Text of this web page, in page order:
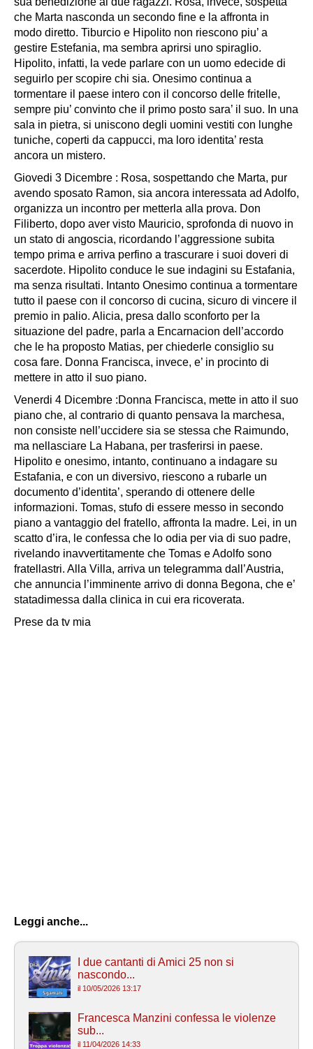
che Marta nasconda un secondo fine e la affronta in
modo diretto. Tiburcio e Hipolito non riescono piu’ a
gestire Estefania, ma sembra aprirsi uno spiraglio.
Hipolito, infatti, la vede parlare con un uomo edecide di
seguirlo per scopire chi sia. Onesimo continua a
tormentare il paese intero con il concorso delle fritelle,
sempre piu’ convinto che il primo posto sara’ il suo. In una
sala in pietra, si uniscono degli uomini vestiti con lunghe
tuniche, coperti da cappucci, ma loro identita’ resta
ancora un mistero.
Giovedi 3 Dicembre : Rosa, sospettando che Marta, pur
avendo sposato Ramon, sia ancora interessata ad Adolfo,
organizza un incontro per metterla alla prova. Don
Filiberto, dopo aver visto Mauricio, sprofonda di nuovo in
un stato di angoscia, ricordando l’aggressione subita
tempo prima e arriva perfino a trascurare i suoi doveri di
sacerdote. Hipolito conduce le sue indagini su Estafania,
ma senza risultati. Intanto Onesimo continua a tormentare
tutto il paese con il concorso di cucina, sicuro di vincere il
premio in palio. Alicia, presa dallo sconforto per la
situazione del padre, parla a Encarnacion dell’accordo
che le ha proposto Matias, per chiederle consiglio su
cosa fare. Donna Francisca, invece, e’ in procinto di
mettere in atto il suo piano.
Venerdi 4 Dicembre :Donna Francisca, mette in atto il suo
piano che, al contrario di quanto pensava la marchesa,
non consiste nell’uccidere sia se stessa che Raimundo,
ma nellasciare La Habana, per trasferirsi in paese.
Hipolito e onesimo, intanto, continuano a indagare su
Estafania, e con un diversivo, riescono a rubarle un
documento d’identita’, sperando di ottenere delle
informazioni. Tomas, stufo di essere messo in secondo
piano a vantaggio del fratello, affronta la madre. Lei, in un
scatto d’ira, le confessa che lo odia per via di suo padre,
rivelando inavvertitamente che Tomas e Adolfo sono
fratellastri. Alla Villa, arriva un telegramma dall’Austria,
che annuncia l’imminente arrivo di donna Begona, che e’
statadimessa dalla clinica in cui era ricoverata.
Prese da tv mia
Leggi anche...
I due cantanti di Amici 25 non si
nascondo...
il 10/05/2026 13:17
Francesca Manzini confessa le violenze
sub...
il 11/04/2026 14:33